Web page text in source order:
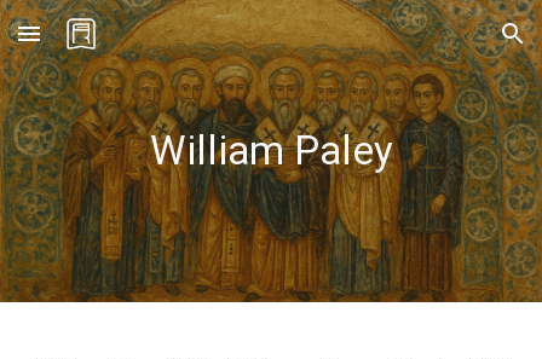
Skip to main content Skip to navigation
William Paley